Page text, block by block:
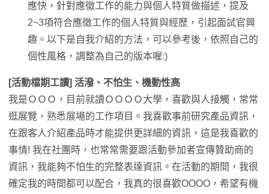
應快，針對應徵工作的能力與個人特質做描述，提及
2~3項符合應徵工作的個人特質與經歷，引起面試官興
趣。以下是自我介紹的方法，可以參考後，依照自己的
個性風格，調整為自己的版本喔:)
[活動檔期工讀] 活潑、不怕生、機動性高
我是ＯＯＯ，目前就讀ＯＯＯＯ大學，喜歡與人接觸，常常
逛展覽，熟悉展場的工作項目。我喜歡事前研究產品資訊，
在跟客人介紹產品時才能提供更詳細的資訊，這是我喜歡的
事情! 我在社團時，也常常需要跟活動參加者宣傳贊助商的
資訊，我能夠不怕生的完整表達資訊。在活動的期間，我很
確定我的時間都可以配合，我真的很喜歡OOOO，希望有機